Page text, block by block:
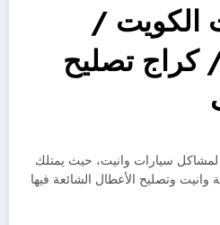
الكويت /
/ كراج تصليح
لمشاكل سيارات وانيت، حيث يمتلك
وانيت وتصليح الأعطال الشائعة فيها